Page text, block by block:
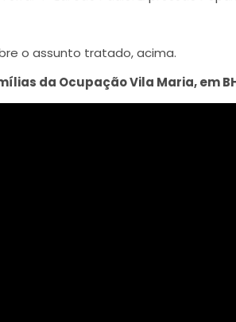
o assunto tratado, acima.
da Ocupação Vila Maria, em